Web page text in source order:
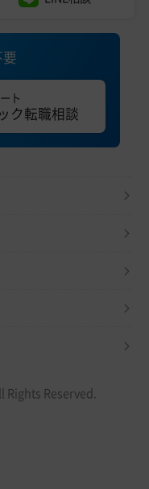
ト
ク転職相談
Rights Reserved.